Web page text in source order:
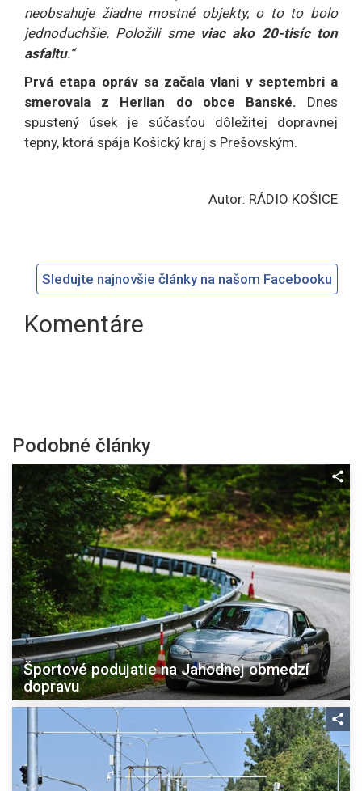
neobsahuje žiadne mostné objekty, o to to bolo
jednoduchšie. Položili sme viac ako 20-tisíc ton
asfaltu.“
Prvá etapa opráv sa začala vlani v septembri a
smerovala z Herlian do obce Banské. Dnes
spustený úsek je súčasťou dôležitej dopravnej
tepny, ktorá spája Košický kraj s Prešovským.
Autor: RÁDIO KOŠICE
Sledujte najnovšie články na našom Facebooku
Komentáre
Podobné články
Športové podujatie na Jahodnej obmedzí
dopravu